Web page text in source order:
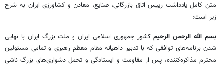
متن کامل یادداشت رییس اتاق بازرگانی، صنایع، معادن و کشاورزی ایران به شرح
زیر است:
بسم الله الرحمن الرحیمکشور جمهوری اسلامی ایران و ملت بزرگ ایران با نهایی
شدن برنامه‌های توافقی که با تدبیر داهیانه مقام معظم رهبری و تمامی مسئولین
محترم مذاکره‌کننده، پس از مقاومت و ایستادگی و تحمل دشواری‌های بزرگ ناشی